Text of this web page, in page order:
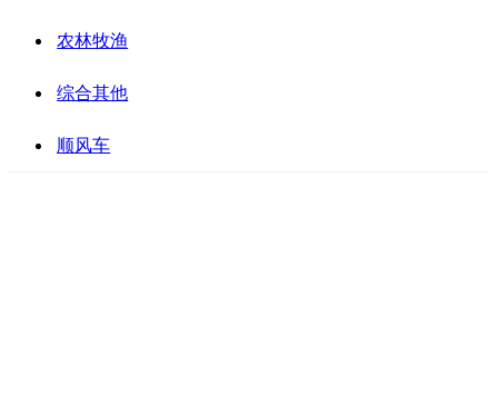
农林牧渔
综合其他
顺风车